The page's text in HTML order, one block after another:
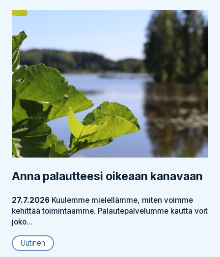
Anna palautteesi oikeaan kanavaan
27.7.2026 Kuulemme mielellämme, miten voimme
kehittää toimintaamme. Palautepalvelumme kautta voit
joko...
Uutinen